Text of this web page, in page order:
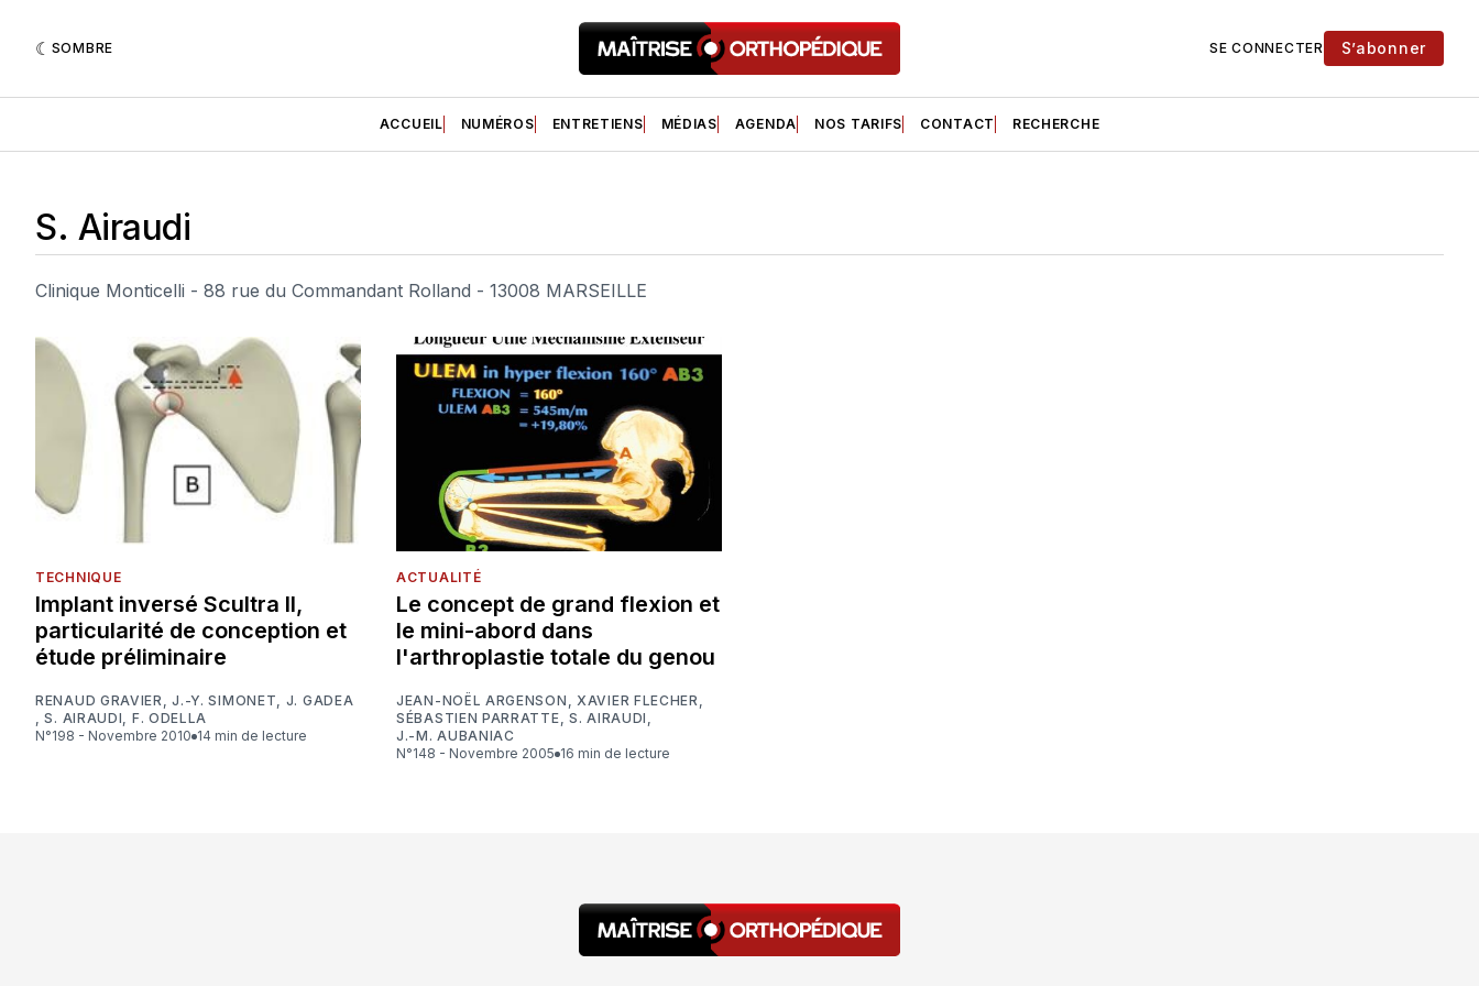
SOMBRE SE CONNECTER S’abonner
ACCUEIL NUMÉROS ENTRETIENS MÉDIAS AGENDA NOS TARIFS CONTACT RECHERCHE
S. Airaudi
Clinique Monticelli - 88 rue du Commandant Rolland - 13008 MARSEILLE
TECHNIQUE
Implant inversé Scultra II,
particularité de conception et
étude préliminaire
RENAUD GRAVIER,J.-Y. SIMONET, J. GADEA
,S. AIRAUDI, F. ODELLA
N°198 - Novembre 2010
14 min de lecture
ACTUALITÉ
Le concept de grand flexion et
le mini-abord dans
l'arthroplastie totale du genou
JEAN-NOËL ARGENSON ,XAVIER FLECHER,
SÉBASTIEN PARRATTE,S. AIRAUDI ,
J.-M. AUBANIAC
N°148 - Novembre 2005
16 min de lecture